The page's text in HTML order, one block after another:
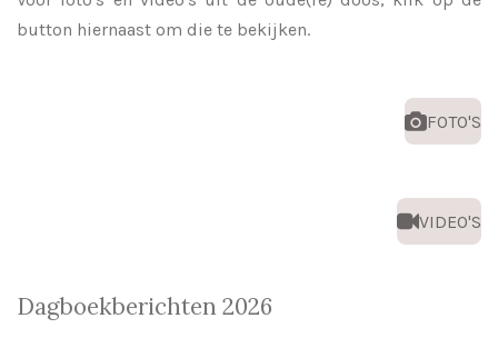
button hiernaast om die te bekijken.
FOTO'S
VIDEO'S
Dagboekberichten 2026